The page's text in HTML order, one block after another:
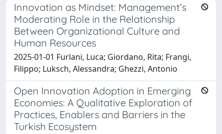
Innovation as Mindset: Management’s
Moderating Role in the Relationship
Between Organizational Culture and
Human Resources
2025-01-01 Furlani, Luca; Giordano, Rita; Frangi,
Filippo; Luksch, Alessandra; Ghezzi, Antonio
Open Innovation Adoption in Emerging
Economies: A Qualitative Exploration of
Practices, Enablers and Barriers in the
Turkish Ecosystem